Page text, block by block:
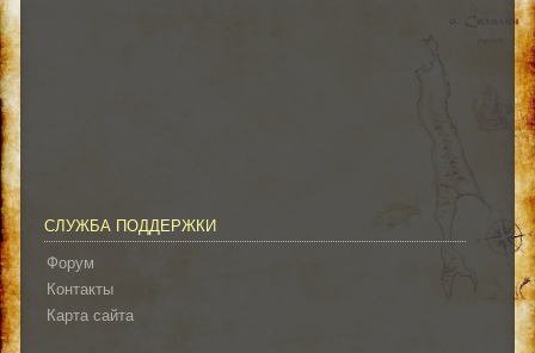
СЛУЖБА ПОДДЕРЖКИ
Форум
Контакты
Карта сайта